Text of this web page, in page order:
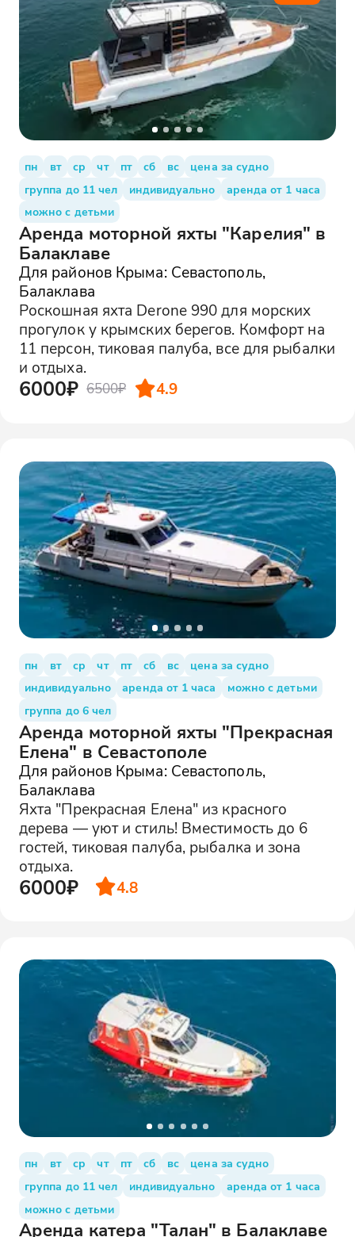
пн вт ср чт пт сб вс
цена за судно
группа до 11 чел
индивидуально
аренда от 1 часа
можно с детьми
Аренда моторной яхты "Карелия" в
Балаклаве
Для районов Крыма: Севастополь,
Балаклава
Роскошная яхта Derone 990 для морских
прогулок у крымских берегов. Комфорт на
11 персон, тиковая палуба, все для рыбалки
и отдыха.
6000₽ 6500₽ 4.9
пн вт ср чт пт сб вс
цена за судно
индивидуально
аренда от 1 часа
можно с детьми
группа до 6 чел
Аренда моторной яхты "Прекрасная
Елена" в Севастополе
Для районов Крыма: Севастополь,
Балаклава
Яхта "Прекрасная Елена" из красного
дерева — уют и стиль! Вместимость до 6
гостей, тиковая палуба, рыбалка и зона
отдыха.
6000₽ 4.8
пн вт ср чт пт сб вс
цена за судно
группа до 11 чел
индивидуально
аренда от 1 часа
можно с детьми
Аренда катера "Талан" в Балаклаве